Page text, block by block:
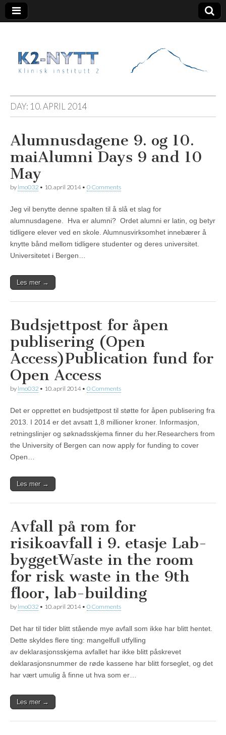
K2 Nytt
DAY: 10. APRIL 2014
Alumnusdagene 9. og 10.
maiAlumni Days 9 and 10
May
by lmo032 • 10. april 2014• 0 Comments
Jeg vil benytte denne spalten til å slå et slag for
alumnusdagene. Hva er alumni? Ordet alumni er latin, og betyr
tidligere elever ved en skole. Alumnusvirksomhet innebærer å
knytte bånd mellom tidligere studenter og deres universitet.
Universitetet i Bergen…
Les mer →
Budsjettpost for åpen
publisering (Open
Access)Publication fund for
Open Access
by lmo032 • 10. april 2014• 0 Comments
Det er opprettet en budsjettpost til støtte for åpen publisering fra
2013. I 2014 er det avsatt 1,8 millioner kroner. Informasjon,
retningslinjer og søknadsskjema finner du her.Researchers from
the University of Bergen can now apply for funding to cover
Open…
Les mer →
Avfall på rom for
risikoavfall i 9. etasje Lab-
byggetWaste in the room
for risk waste in the 9th
floor, lab-building
by lmo032 • 10. april 2014• 0 Comments
Det har til tider blitt stående mye avfall som ikke har blitt hentet.
Dette skyldes flere ting: mangelfull utfylling
av deklarasjonsskjema avfallet har ikke blitt påskrevet
deklarasjonsnummer de røde kassene har blitt forseglet, og det
har vært umulig å finne ut hva som er…
Les mer →